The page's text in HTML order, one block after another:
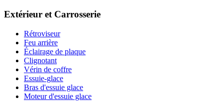
Extérieur et Carrosserie
Rétroviseur
Feu arrière
Éclairage de plaque
Clignotant
Vérin de coffre
Essuie-glace
Bras d'essuie glace
Moteur d'essuie glace